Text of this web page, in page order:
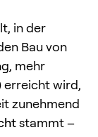
in der
Bau von
mehr
erreicht wird,
zunehmend
stammt –